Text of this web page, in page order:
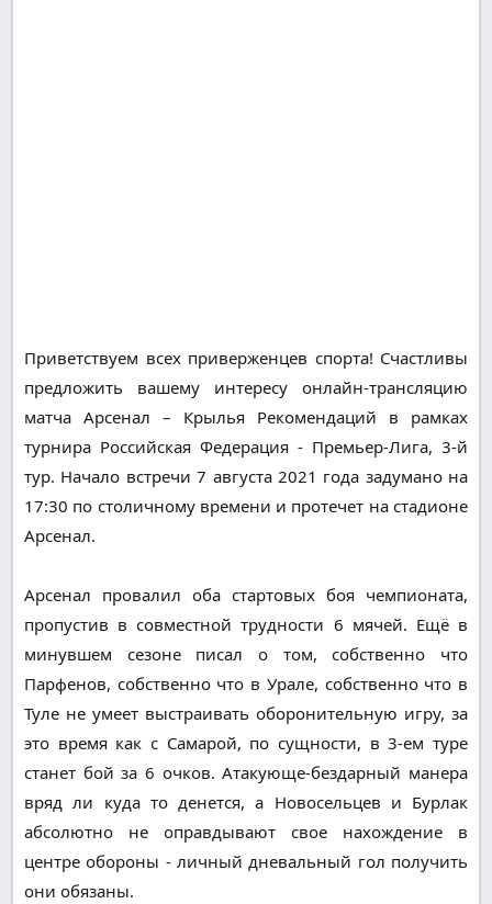
Приветствуем всех приверженцев спорта! Счастливы
предложить вашему интересу онлайн-трансляцию
матча Арсенал – Крылья Рекомендаций в рамках
турнира Российская Федерация - Премьер-Лига, 3-й
тур. Начало встречи 7 августа 2021 года задумано на
17:30 по столичному времени и протечет на стадионе
Арсенал.
Арсенал провалил оба стартовых боя чемпионата,
пропустив в совместной трудности 6 мячей. Ещё в
минувшем сезоне писал о том, собственно что
Парфенов, собственно что в Урале, собственно что в
Туле не умеет выстраивать оборонительную игру, за
это время как с Самарой, по сущности, в 3-ем туре
станет бой за 6 очков. Атакующе-бездарный манера
вряд ли куда то денется, а Новосельцев и Бурлак
абсолютно не оправдывают свое нахождение в
центре обороны - личный дневальный гол получить
они обязаны.